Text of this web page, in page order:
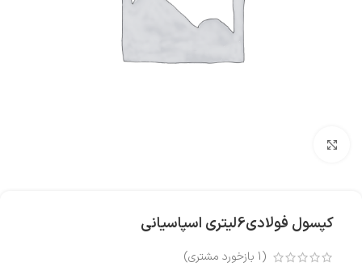
کپسول فولادی6لیتری اسپاسیانی
(
1 بازخورد مشتری)